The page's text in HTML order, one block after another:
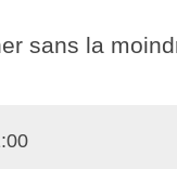
sans la